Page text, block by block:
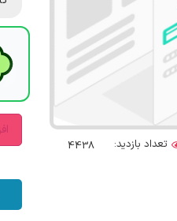
تعداد بازدید: 4438